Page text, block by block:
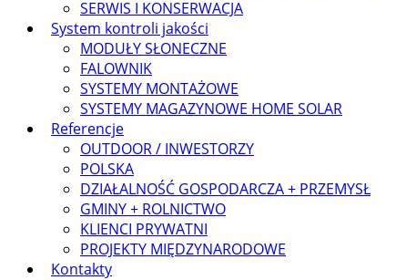
SERWIS I KONSERWACJA
System kontroli jakości
MODUŁY SŁONECZNE
FALOWNIK
SYSTEMY MONTAŻOWE
SYSTEMY MAGAZYNOWE HOME SOLAR
Referencje
OUTDOOR / INWESTORZY
POLSKA
DZIAŁALNOŚĆ GOSPODARCZA + PRZEMYSŁ
GMINY + ROLNICTWO
KLIENCI PRYWATNI
PROJEKTY MIĘDZYNARODOWE
Kontakty